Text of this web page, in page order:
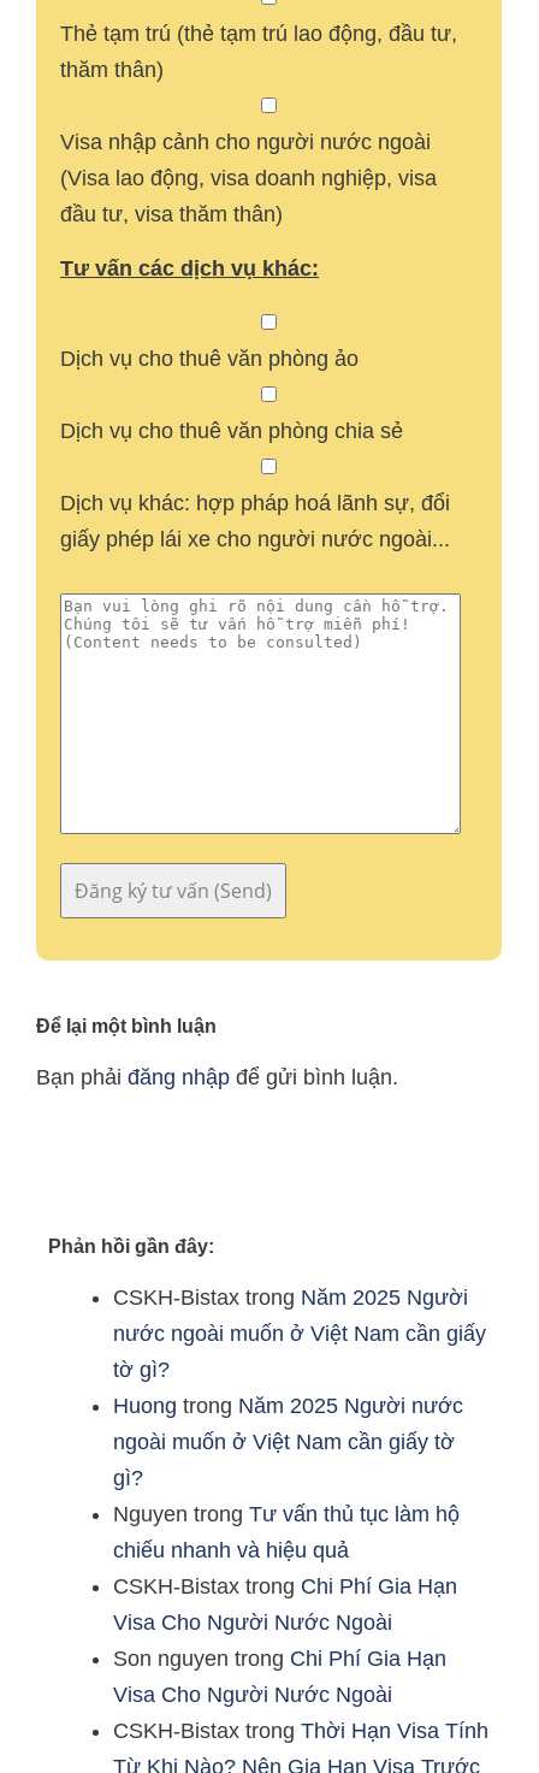
Thẻ tạm trú (thẻ tạm trú lao động, đầu tư,
thăm thân)
Visa nhập cảnh cho người nước ngoài
(Visa lao động, visa doanh nghiệp, visa
đầu tư, visa thăm thân)
Tư vấn các dịch vụ khác:
Dịch vụ cho thuê văn phòng ảo
Dịch vụ cho thuê văn phòng chia sẻ
Dịch vụ khác: hợp pháp hoá lãnh sự, đổi
giấy phép lái xe cho người nước ngoài...
Để lại một bình luận
Bạn phải đăng nhập để gửi bình luận.
Phản hồi gần đây:
CSKH-Bistax trong Năm 2025 Người
nước ngoài muốn ở Việt Nam cần giấy
tờ gì?
Huong trong Năm 2025 Người nước
ngoài muốn ở Việt Nam cần giấy tờ
gì?
Nguyen trong Tư vấn thủ tục làm hộ
chiếu nhanh và hiệu quả
CSKH-Bistax trong Chi Phí Gia Hạn
Visa Cho Người Nước Ngoài
Son nguyen trong Chi Phí Gia Hạn
Visa Cho Người Nước Ngoài
CSKH-Bistax trong Thời Hạn Visa Tính
Từ Khi Nào? Nên Gia Hạn Visa Trước